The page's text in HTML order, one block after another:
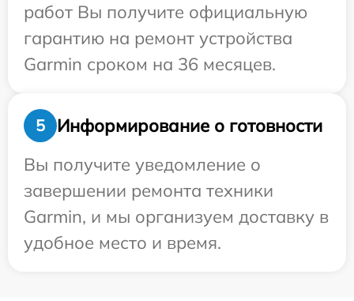
работ Вы получите официальную
гарантию на ремонт устройства
Garmin сроком на 36 месяцев.
5
Информирование о готовности
Вы получите уведомление о
завершении ремонта техники
Garmin, и мы организуем доставку в
удобное место и время.